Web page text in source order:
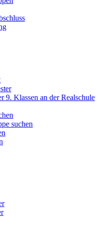
9. Klassen an der Realschule
suchen